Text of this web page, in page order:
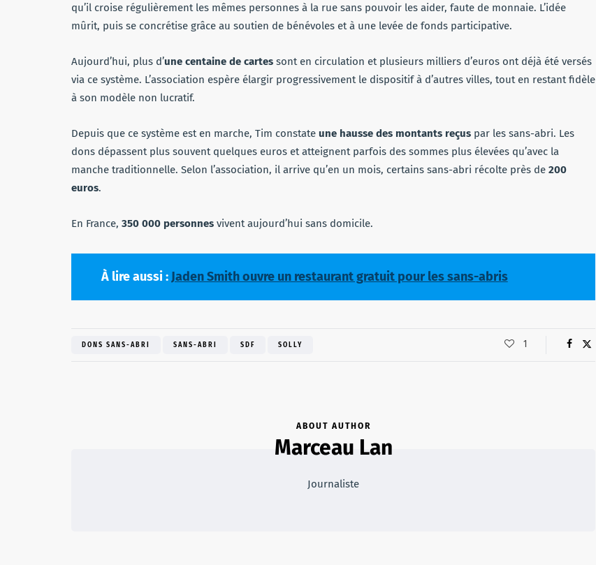
qu’il croise régulièrement les mêmes personnes à la rue sans pouvoir les aider, faute de monnaie. L’idée
mûrit, puis se concrétise grâce au soutien de bénévoles et à une levée de fonds participative.
Aujourd’hui, plus d’une centaine de cartes sont en circulation et plusieurs milliers d’euros ont déjà été versés
via ce système. L’association espère élargir progressivement le dispositif à d’autres villes, tout en restant fidèle
à son modèle non lucratif.
Depuis que ce système est en marche, Tim constate une hausse des montants reçus par les sans-abri. Les
dons dépassent plus souvent quelques euros et atteignent parfois des sommes plus élevées qu’avec la
manche traditionnelle. Selon l’association, il arrive qu’en un mois, certains sans-abri récolte près de 200
euros.
En France, 350 000 personnes vivent aujourd’hui sans domicile.
À lire aussi : Jaden Smith ouvre un restaurant gratuit pour les sans-abris
DONS SANS-ABRI SANS-ABRI SDF SOLLY 1
ABOUT AUTHOR
Marceau Lan
Journaliste